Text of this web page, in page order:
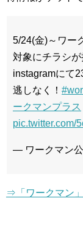
5/24(金)～ワー
対象にチラシ
instagramにて
逃しなく！
ークマンプラス
pic.twitter.com/
— ワークマン
⇒「ワークマン